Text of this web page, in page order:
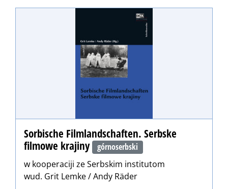
Sorbische Filmlandschaften. Serbske
filmowe krajiny
górnoserbski
w kooperaciji ze Serbskim institutom
wud. Grit Lemke / Andy Räder